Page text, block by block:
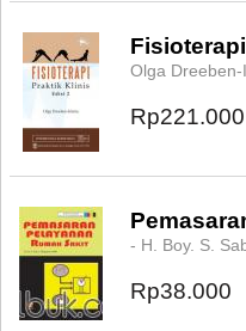
Olga Dreeben-
Rp221.000
- H. Boy. S.
Rp38.000